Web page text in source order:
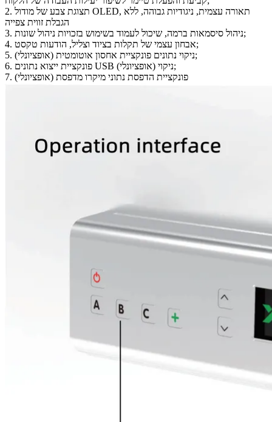
2. תצוגת צבע של מודול OLED, תאורה עצמית, ניגודיות גבוהה, ללא
הגבלת זווית צפייה
3. ניהול סיסמאות ברמה, שיכול לעמוד בשימוש בזכויות ניהול שונות;
4. אבחון עצמי של תקלות בציוד וצליל, הודעות טקסט;
5. ניקוי נתונים פונקציית אחסון אוטומטית (אופציונלי);
6. פונקציית ייצוא נתונים USB ניקוי (אופציונלי);
7. פונקציית הדפסת נתוני מיקרו מדפסת (אופציונלי)